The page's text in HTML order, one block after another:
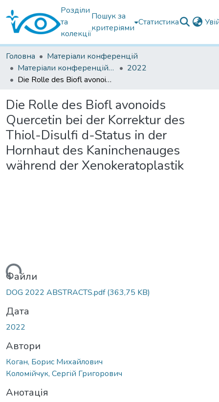
Розділи
та
колекції
Пошук за
критеріями
Статистика
Головна
Матеріали конференцій
Матеріали конференцій інших установ
2022
Die Rolle des Biofl avonoids Quercetin bei der Korrektur des Thiol-Disulfi d-Status in der Hornhaut des Kaninchenauges während der Xenokeratoplastik
Die Rolle des Biofl avonoids
Quercetin bei der Korrektur des
Thiol-Disulfi d-Status in der
Hornhaut des Kaninchenauges
während der Xenokeratoplastik
Файли
DOG 2022 ABSTRACTS.pdf(363,75 KB)
Дата
2022
Автори
Коган, Борис Михайлович
Коломійчук, Сергій Григорович
Анотація